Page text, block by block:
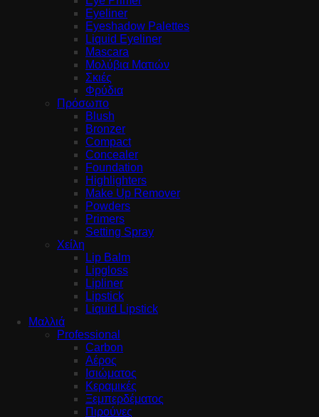
Eyeliner
Eyeshadow Palettes
Liquid Eyeliner
Mascara
Μολύβια Ματιών
Σκιές
Φρύδια
Πρόσωπο
Blush
Bronzer
Compact
Concealer
Foundation
Highlighters
Make Up Remover
Powders
Primers
Setting Spray
Χείλη
Lip Balm
Lipgloss
Lipliner
Lipstick
Liquid Lipstick
Μαλλιά
Professional
Carbon
Αέρος
Ισιώματος
Κεραμικές
Ξεμπερδέματος
Πιρούνες